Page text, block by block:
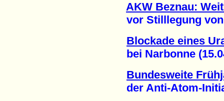
AKW Beznau:
vor Stilllegung von
Blockade eines
bei Narbonne
Bundesweite
der Anti-Atom-